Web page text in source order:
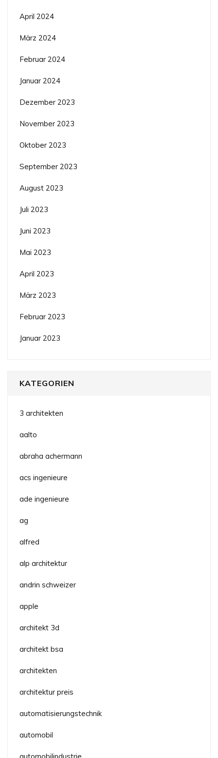
April 2024
März 2024
Februar 2024
Januar 2024
Dezember 2023
November 2023
Oktober 2023
September 2023
August 2023
Juli 2023
Juni 2023
Mai 2023
April 2023
März 2023
Februar 2023
Januar 2023
KATEGORIEN
3 architekten
aalto
abraha achermann
acs ingenieure
ade ingenieure
ag
alfred
alp architektur
andrin schweizer
apple
architekt 3d
architekt bsa
architekten
architektur preis
automatisierungstechnik
automobil